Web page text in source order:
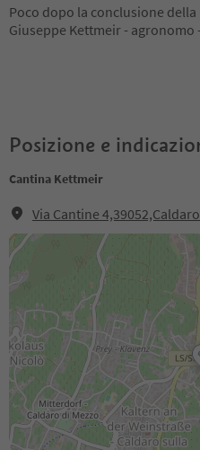
Poco dopo la conclusione
Giuseppe Kettmeir - agronomo
Posizione e
Cantina Kettmeir
Via Cantine 4,39052,Caldaro